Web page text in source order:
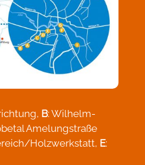
B: Wilhelm-
Amelungstraße
Holzwerkstatt, E: